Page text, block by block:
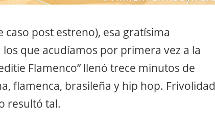
post estreno), esa gratísima
que acudíamos por primera vez a la
Flamenco” llenó trece minutos de
flamenca, brasileña y hip hop. Frivolidad
resultó tal.